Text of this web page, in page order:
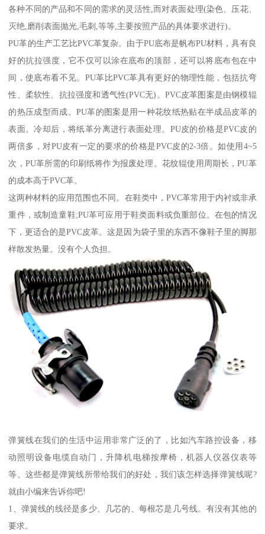
各种不同的产品和不同的需求的灵活性,而对表面处理(染色、压花、
灭绝,磨削表面抛光,毛刺,等等,主要按照产品的具体要求进行)。
PU革的生产工艺比PVC革复杂。由于PU底布是帆布PU材料，具有良
好的抗拉强度，它不仅可以涂在底布的顶部，还可以将底布包在中
间，使底布看不见。PU革比PVC革具有更好的物理性能，包括抗弯
性、柔软性、抗拉强度和透气性(PVC无)。PVC皮革图案是由钢模辊
的热压成型而成。PU革的图案是用一种花纹纸热贴在半成品皮革的
表面。冷却后，将纸革分离进行表面处理。PU皮的价格是PVC皮的
两倍多，对PU皮有一定的要求的价格是PVC皮的2-3倍。如使用4~5
次，PU革所需的印刷纸将作为报废处理。花纹辊使用周期长，PU革
的成本高于PVC革。
这两种材料的应用范围也不同。在鞋类中，PVC革常用于内衬或非承
重件，或制造童鞋;PU革可应用于鞋类面料或负重部位。在包的情况
下，更适合的是PVC皮革。这是因为袋子里的东西不像鞋子里的脚那
样散发热量。没有个人负担。
弹簧线在我们的生活中运用非常广泛的了，比如汽车路控设备，移
动照明设备电缆自动门，升降机电梯按摩椅，机器人仪器仪表等
等。这些都是弹簧线所带给我们的好处，我们该怎样选择弹簧线呢?
就由小编来告诉你吧!
1、弹簧线的线径是多少、几芯的、每根芯是几号线。有没有其他的
要求。